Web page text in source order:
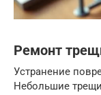
Ремонт
Устранение
Небольшие